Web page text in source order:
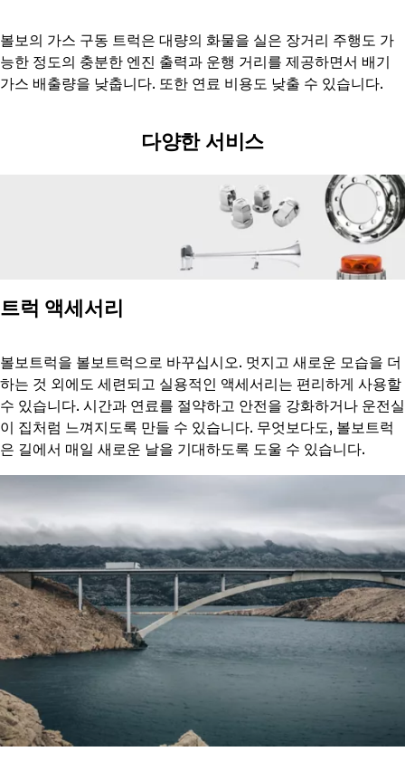
볼보의 가스 구동 트럭은 대량의 화물을 실은 장거리 주행도 가
능한 정도의 충분한 엔진 출력과 운행 거리를 제공하면서 배기
가스 배출량을 낮춥니다. 또한 연료 비용도 낮출 수 있습니다.
다양한 서비스
트럭 액세서리
볼보트럭을 볼보트럭으로 바꾸십시오. 멋지고 새로운 모습을 더
하는 것 외에도 세련되고 실용적인 액세서리는 편리하게 사용할
수 있습니다. 시간과 연료를 절약하고 안전을 강화하거나 운전실
이 집처럼 느껴지도록 만들 수 있습니다. 무엇보다도, 볼보트럭
은 길에서 매일 새로운 날을 기대하도록 도울 수 있습니다.